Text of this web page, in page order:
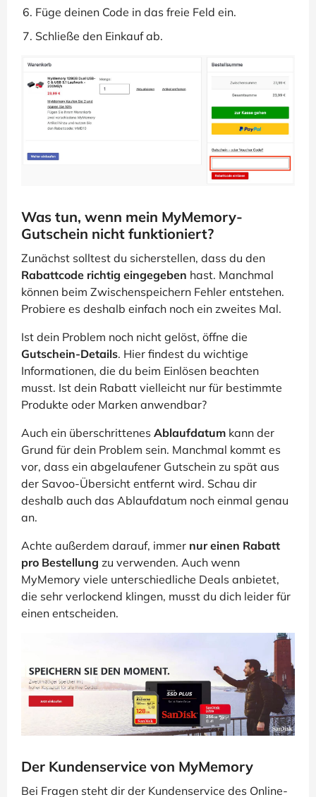
Füge deinen Code in das freie Feld ein.
Schließe den Einkauf ab.
Was tun, wenn mein MyMemory-
Gutschein nicht funktioniert?
Zunächst solltest du sicherstellen, dass du den
Rabattcode richtig eingegeben hast. Manchmal
können beim Zwischenspeichern Fehler entstehen.
Probiere es deshalb einfach noch ein zweites Mal.
Ist dein Problem noch nicht gelöst, öffne die
Gutschein-Details. Hier findest du wichtige
Informationen, die du beim Einlösen beachten
musst. Ist dein Rabatt vielleicht nur für bestimmte
Produkte oder Marken anwendbar?
Auch ein überschrittenes Ablaufdatum kann der
Grund für dein Problem sein. Manchmal kommt es
vor, dass ein abgelaufener Gutschein zu spät aus
der Savoo-Übersicht entfernt wird. Schau dir
deshalb auch das Ablaufdatum noch einmal genau
an.
Achte außerdem darauf, immer nur einen Rabatt
pro Bestellung zu verwenden. Auch wenn
MyMemory viele unterschiedliche Deals anbietet,
die sehr verlockend klingen, musst du dich leider für
einen entscheiden.
Der Kundenservice von MyMemory
Bei Fragen steht dir der Kundenservice des Online-